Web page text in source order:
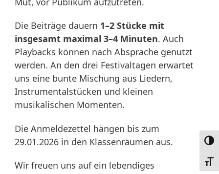
Die Beiträge dauern 1–2 Stücke mit
insgesamt maximal 3–4 Minuten. Auch
Playbacks können nach Absprache genutzt
werden. An den drei Festivaltagen erwartet
uns eine bunte Mischung aus Liedern,
Instrumentalstücken und kleinen
musikalischen Momenten.
Die Anmeldezettel hängen bis zum
29.01.2026 in den Klassenräumen aus.
Wir freuen uns auf ein lebendiges